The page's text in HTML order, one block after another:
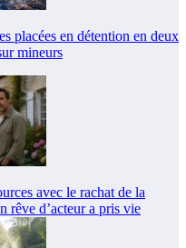
placées en détention en deux
mineurs
avec le rachat de la
rêve d’acteur a pris vie